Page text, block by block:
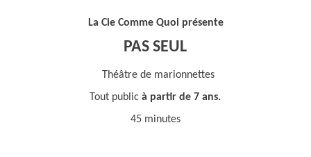
La Cie Comme Quoi présente
PAS SEUL
Théâtre de marionnettes
Tout publicà partir de 7 ans.
45 minutes